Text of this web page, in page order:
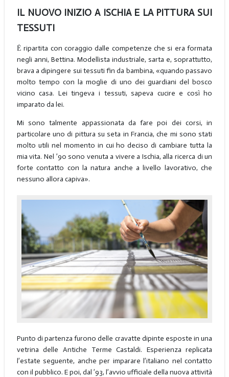
IL NUOVO INIZIO A ISCHIA E LA PITTURA SUI
TESSUTI
Ė ripartita con coraggio dalle competenze che si era formata
negli anni, Bettina. Modellista industriale, sarta e, soprattutto,
brava a dipingere sui tessuti fin da bambina, «quando passavo
molto tempo con la moglie di uno dei guardiani del bosco
vicino casa. Lei tingeva i tessuti, sapeva cucire e così ho
imparato da lei.
Mi sono talmente appassionata da fare poi dei corsi, in
particolare uno di pittura su seta in Francia, che mi sono stati
molto utili nel momento in cui ho deciso di cambiare tutta la
mia vita. Nel ’90 sono venuta a vivere a Ischia, alla ricerca di un
forte contatto con la natura anche a livello lavorativo, che
nessuno allora capiva».
Punto di partenza furono delle cravatte dipinte esposte in una
vetrina delle Antiche Terme Castaldi. Esperienza replicata
l’estate seguente, anche per imparare l’italiano nel contatto
con il pubblico. E poi, dal ’93, l’avvio ufficiale della nuova attività